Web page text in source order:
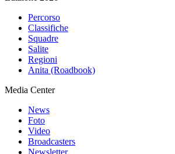
Percorso
Classifiche
Squadre
Salite
Regioni
Anita (Roadbook)
Media Center
News
Foto
Video
Broadcasters
Newsletter